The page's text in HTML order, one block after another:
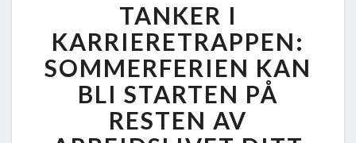
I
KARRIERETRAPPEN:
SOMMERFERIEN
KAN
BLI
STARTEN
PÅ
TANKER I
KARRIERETRAPPEN:
SOMMERFERIEN KAN
BLI STARTEN PÅ
RESTEN AV